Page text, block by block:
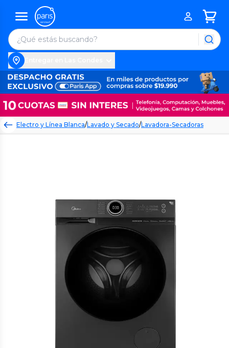
Electro y Línea Blanca/Lavado y Secado/Lavadora-Secadoras